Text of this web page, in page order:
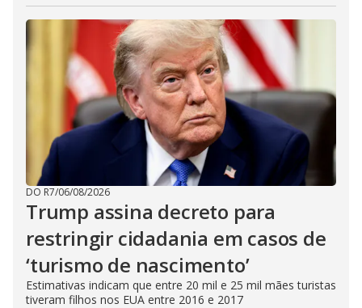
DO R7/06/08/2026
Trump assina decreto para
restringir cidadania em casos de
‘turismo de nascimento’
Estimativas indicam que entre 20 mil e 25 mil mães turistas
tiveram filhos nos EUA entre 2016 e 2017